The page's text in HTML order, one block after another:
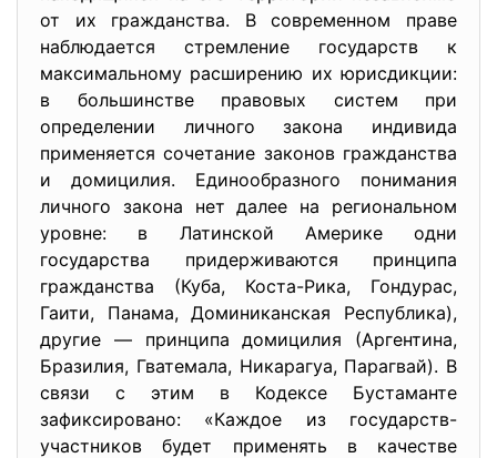
от их гражданства. В современном праве
наблюдается стремление государств к
максимальному расширению их юрисдикции:
в большинстве правовых систем при
определении личного закона индивида
применяется сочетание законов гражданства
и домицилия. Единообразного понимания
личного закона нет далее на региональном
уровне: в Латинской Америке одни
государства придерживаются принципа
гражданства (Куба, Коста-Рика, Гондурас,
Гаити, Панама, Доминиканская Республика),
другие — принципа домицилия (Аргентина,
Бразилия, Гватемала, Никарагуа, Парагвай). В
связи с этим в Кодексе Бустаманте
зафиксировано: «Каждое из государств-
участников будет применять в качестве